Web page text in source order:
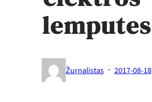
lemputes
Žurnalistas · 2017-08-18